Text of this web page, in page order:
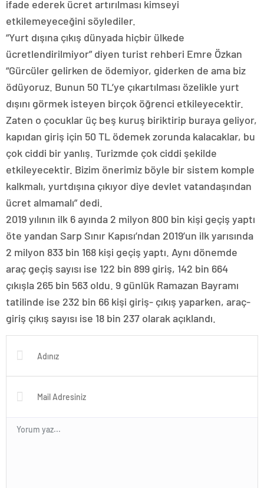
ifade ederek ücret artırılması kimseyi
etkilemeyeceğini söylediler.
“Yurt dışına çıkış dünyada hiçbir ülkede
ücretlendirilmiyor” diyen turist rehberi Emre Özkan
“Gürcüler gelirken de ödemiyor, giderken de ama biz
ödüyoruz. Bunun 50 TL’ye çıkartılması özelikle yurt
dışını görmek isteyen birçok öğrenci etkileyecektir.
Zaten o çocuklar üç beş kuruş biriktirip buraya geliyor,
kapıdan giriş için 50 TL ödemek zorunda kalacaklar, bu
çok ciddi bir yanlış. Turizmde çok ciddi şekilde
etkileyecektir. Bizim önerimiz böyle bir sistem komple
kalkmalı, yurtdışına çıkıyor diye devlet vatandaşından
ücret almamalı” dedi.
2019 yılının ilk 6 ayında 2 milyon 800 bin kişi geçiş yaptı
öte yandan Sarp Sınır Kapısı’ndan 2019’un ilk yarısında
2 milyon 833 bin 168 kişi geçiş yaptı. Aynı dönemde
araç geçiş sayısı ise 122 bin 899 giriş, 142 bin 664
çıkışla 265 bin 563 oldu. 9 günlük Ramazan Bayramı
tatilinde ise 232 bin 66 kişi giriş- çıkış yaparken, araç-
giriş çıkış sayısı ise 18 bin 237 olarak açıklandı.